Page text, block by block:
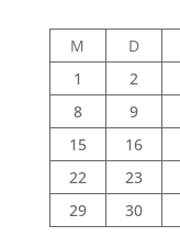
M
D
1
2
8
9
15
16
22
23
29
30